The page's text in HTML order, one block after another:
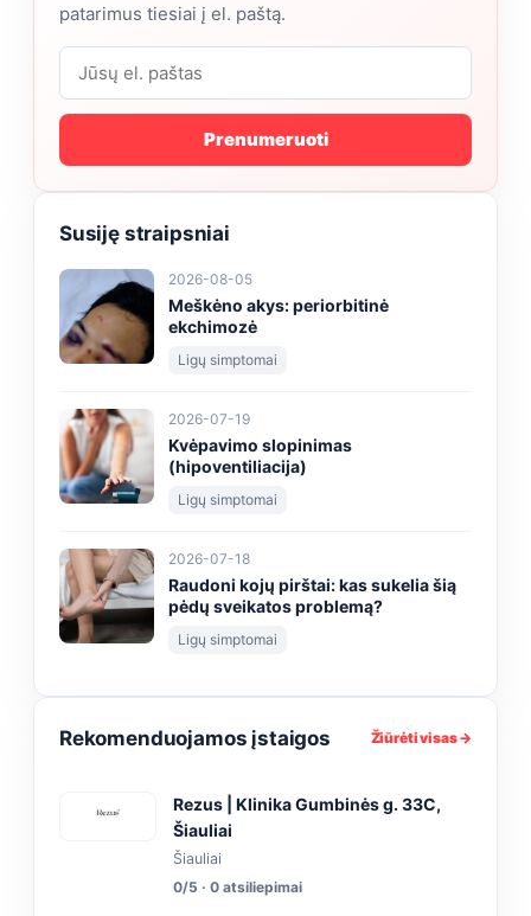
patarimus tiesiai į el. paštą.
Prenumeruoti
Susiję straipsniai
2026-08-05
Meškėno akys: periorbitinė
ekchimozė
Ligų simptomai
2026-07-19
Kvėpavimo slopinimas
(hipoventiliacija)
Ligų simptomai
2026-07-18
Raudoni kojų pirštai: kas sukelia šią
pėdų sveikatos problemą?
Ligų simptomai
Rekomenduojamos įstaigos Žiūrėti visas →
Rezus | Klinika Gumbinės g. 33C,
Šiauliai
Šiauliai
0/5 · 0 atsiliepimai